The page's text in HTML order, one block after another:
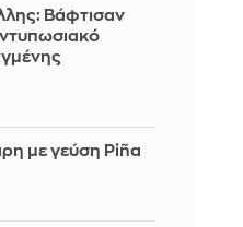
Βάφτισαν
με γεύση Piña